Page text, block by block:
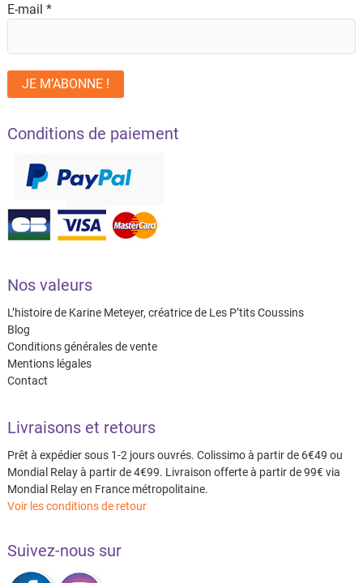
E-mail *
Conditions de paiement
Nos valeurs
L’histoire de Karine Meteyer, créatrice de Les P’tits Coussins
Blog
Conditions générales de vente
Mentions légales
Contact
Livraisons et retours
Prêt à expédier sous 1-2 jours ouvrés. Colissimo à partir de 6€49 ou
Mondial Relay à partir de 4€99. Livraison offerte à partir de 99€ via
Mondial Relay en France métropolitaine.
Voir les conditions de retour
Suivez-nous sur